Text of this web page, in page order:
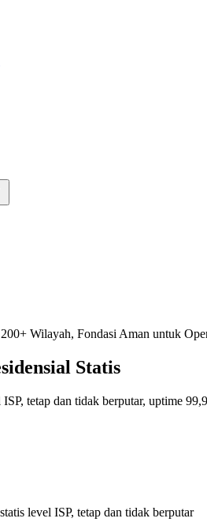
Wilayah, Fondasi Aman untuk
Statis
ISP, tetap dan tidak berputar, uptime
level ISP, tetap dan tidak berputar